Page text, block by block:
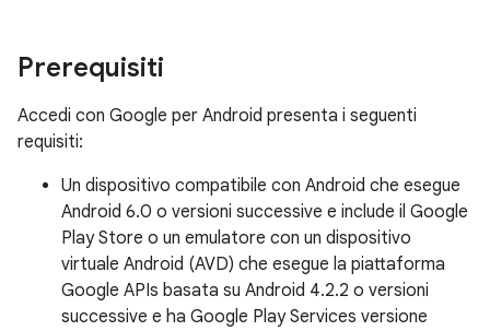
Prerequisiti
Accedi con Google per Android presenta i seguenti
requisiti:
Un dispositivo compatibile con Android che esegue
Android 6.0 o versioni successive e include il Google
Play Store o un emulatore con un dispositivo
virtuale Android (AVD) che esegue la piattaforma
Google APIs basata su Android 4.2.2 o versioni
successive e ha Google Play Services versione